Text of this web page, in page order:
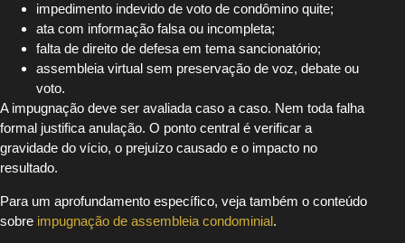
impedimento indevido de voto de condômino quite;
ata com informação falsa ou incompleta;
falta de direito de defesa em tema sancionatório;
assembleia virtual sem preservação de voz, debate ou
voto.
A impugnação deve ser avaliada caso a caso. Nem toda falha
formal justifica anulação. O ponto central é verificar a
gravidade do vício, o prejuízo causado e o impacto no
resultado.
Para um aprofundamento específico, veja também o conteúdo
sobre impugnação de assembleia condominial.